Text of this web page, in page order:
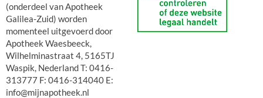
(onderdeel van Apotheek
Galilea-Zuid) worden
momenteel uitgevoerd door
Apotheek Waesbeeck,
Wilhelminastraat 4, 5165TJ
Waspik, Nederland T: 0416-
313777 F: 0416-314040 E:
info@mijnapotheek.nl